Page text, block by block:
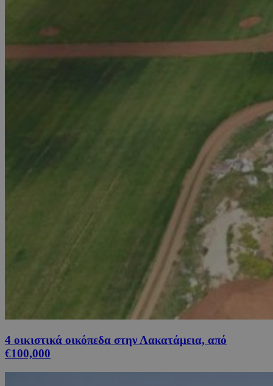
4 οικιστικά οικόπεδα στην Λακατάμεια, από
€100,000